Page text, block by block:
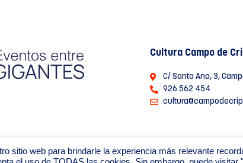
Cultura Campo de
C/ Santa Ana, 3,
926 562 454
sitio web para brindarle la experiencia más relevante